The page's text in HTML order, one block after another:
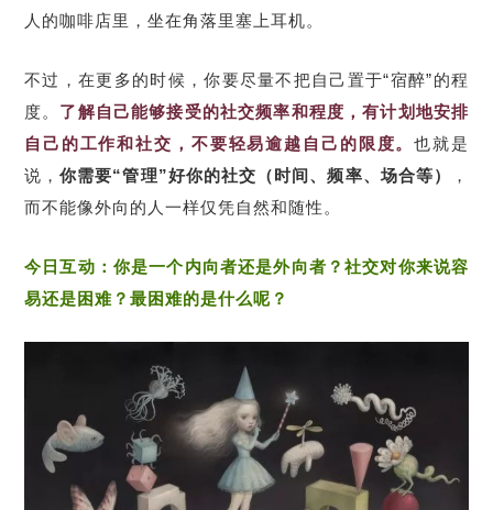
人的咖啡店里，坐在角落里塞上耳机。
不过，在更多的时候，你要尽量不把自己置于“宿醉”的程
度。 了解自己能够接受的社交频率和程度，有计划地安排
自己的工作和社交，不要轻易逾越自己的限度。也就是
说，你需要“管理”好你的社交（时间、频率、场合等）
，
而不能像外向的人一样仅凭自然和随性。
今日互动： 你是一个内向者还是外向者？社交对你来说容
易还是困难？最困难的是什么呢？